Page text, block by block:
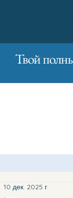
Твой
10 дек. 2025 г.